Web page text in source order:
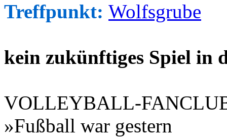
Treffpunkt: Wolfsgrube
kein zukünftiges Spiel in
VOLLEYBALL-
»Fußball war gestern